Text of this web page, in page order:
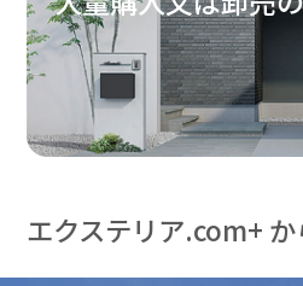
エクステリア.com+